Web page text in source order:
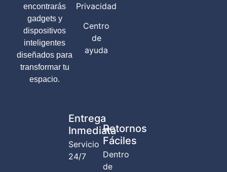
encontrarás
gadgets y
dispositivos
inteligentes
diseñados para
transformar tu
espacio.
Entrega
Inmediata
Servicio
24/7
Retornos
Fáciles
Dentro
de
Privacidad
Centro
de
ayuda